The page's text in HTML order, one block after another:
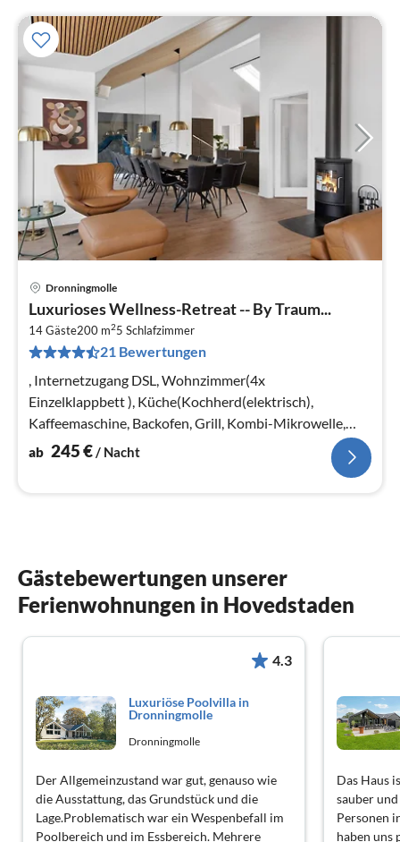
Dronningmolle
Luxurioses Wellness-Retreat -- By Traum...
14 Gäste200 m25 Schlafzimmer
21 Bewertungen
, Internetzugang DSL, Wohnzimmer(4x
Einzelklappbett ), Küche(Kochherd(elektrisch),
Kaffeemaschine, Backofen, Grill, Kombi-Mikrowelle,
Spülmaschine, Kühl-/Gefrierkombination, Hochst...
ab 245€ / Nacht
Gästebewertungen unserer
Ferienwohnungen in Hovedstaden
4.3
Luxuriöse Poolvilla in
Dronningmolle
Dronningmolle
Der Allgemeinzustand war gut, genauso wie
die Ausstattung, das Grundstück und die
Lage.Problematisch war ein Wespenbefall im
Poolbereich und im Essbereich. Mehrere
Das Haus
sauber
Personen
haben uns